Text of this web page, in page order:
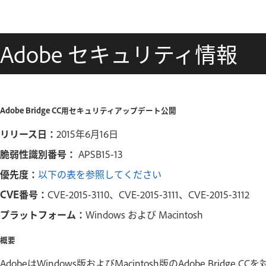
Adobe セキュリティ情報
Adobe Bridge CC用セキュリティアップデート公開
リリース日： 2015年6月16日
脆弱性識別番号： APSB15-13
優先度： 以下の表を参照してください
CVE番号： CVE-2015-3110、CVE-2015-3111、CVE-2015-3112
プラットフォーム： Windows および Macintosh
概要
AdobeはWindows版およびMacintosh版のAdobe Bridge CC